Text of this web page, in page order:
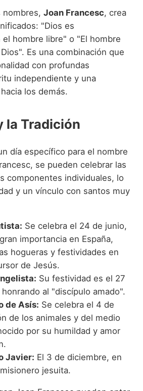
nombres, Joan Francesc, crea
"Dios es
hombre libre" o "El hombre
Es una combinación que
con profundas
independiente y una
los demás.
la Tradición
día específico para el nombre
se pueden celebrar las
componentes individuales, lo
y un vínculo con santos muy
Se celebra el 24 de junio,
importancia en España,
hogueras y festividades en
de Jesús.
Su festividad es el 27
al "discípulo amado".
de Asís: Se celebra el 4 de
de los animales y del medio
por su humildad y amor
Javier: El 3 de diciembre, en
jesuita.